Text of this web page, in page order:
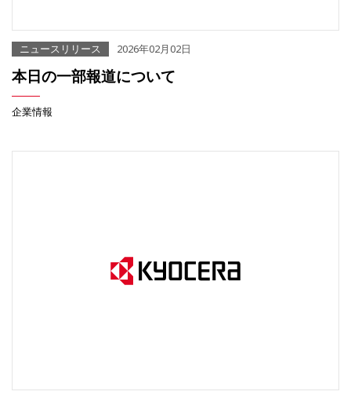
ニュースリリース 2026年02月02日
本日の一部報道について
企業情報